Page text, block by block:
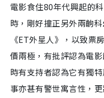
電影食住80年代興起的
時，剛好撞正另外兩齣
《ET外星人》，以致票
價兩極，有批評認為電
時有支持者認為它有獨
事亦甚有警世寓言性，